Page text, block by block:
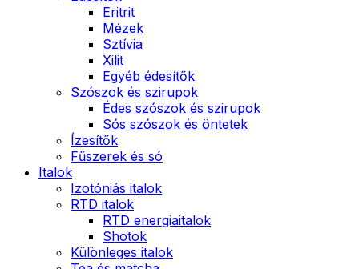
Eritrit
Mézek
Sztívia
Xilit
Egyéb édesítők
Szószok és szirupok
Édes szószok és szirupok
Sós szószok és öntetek
Ízesítők
Fűszerek és só
Italok
Izotóniás italok
RTD italok
RTD energiaitalok
Shotok
Különleges italok